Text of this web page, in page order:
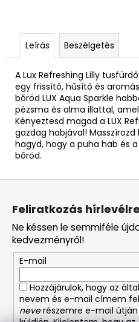
Leírás Beszélgetés
A Lux Refreshing Lilly
egy frissítő, hűsítő és
bőröd LUX Aqua Sparkle
pézsma és alma illattal,
Kényeztesd magad a LUX
gazdag habjával!
hagyd, hogy a puha hab és
bőröd.
L
Feliratkozás hírlevélre
Ne késsen le semmiféle
kedvezményről!
E-mail
Hozzájárulok, hogy az
nevem és e-mail címem
neverészemre e-mail